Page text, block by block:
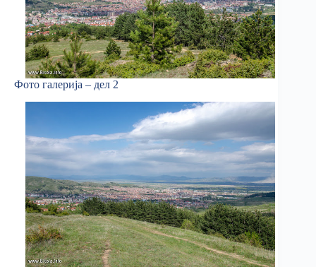
Фото галерија – дел 2